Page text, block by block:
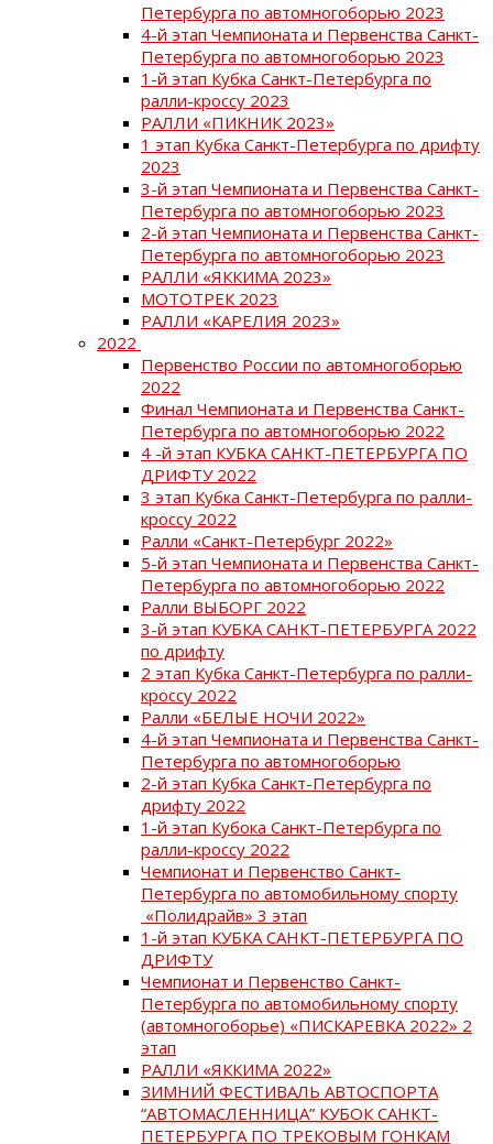
Петербурга по автомногоборью 2023
4-й этап Чемпионата и Первенства Санкт-
Петербурга по автомногоборью 2023
1-й этап Кубка Санкт-Петербурга по
ралли-кроссу 2023
РАЛЛИ «ПИКНИК 2023»
1 этап Кубка Санкт-Петербурга по дрифту
2023
3-й этап Чемпионата и Первенства Санкт-
Петербурга по автомногоборью 2023
2-й этап Чемпионата и Первенства Санкт-
Петербурга по автомногоборью 2023
РАЛЛИ «ЯККИМА 2023»
МОТОТРЕК 2023
РАЛЛИ «КАРЕЛИЯ 2023»
2022
Первенство России по автомногоборью
2022
Финал Чемпионата и Первенства Санкт-
Петербурга по автомногоборью 2022
4 -й этап КУБКА САНКТ-ПЕТЕРБУРГА ПО
ДРИФТУ 2022
3 этап Кубка Санкт-Петербурга по ралли-
кроссу 2022
Ралли «Санкт-Петербург 2022»
5-й этап Чемпионата и Первенства Санкт-
Петербурга по автомногоборью 2022
Ралли ВЫБОРГ 2022
3-й этап КУБКА САНКТ-ПЕТЕРБУРГА 2022
по дрифту
2 этап Кубка Санкт-Петербурга по ралли-
кроссу 2022
Ралли «БЕЛЫЕ НОЧИ 2022»
4-й этап Чемпионата и Первенства Санкт-
Петербурга по автомногоборью
2-й этап Кубка Санкт-Петербурга по
дрифту 2022
1-й этап Кубока Санкт-Петербурга по
ралли-кроссу 2022
Чемпионат и Первенство Санкт-
Петербурга по автомобильному спорту
«Полидрайв» 3 этап
1-й этап КУБКА САНКТ-ПЕТЕРБУРГА ПО
ДРИФТУ
Чемпионат и Первенство Санкт-
Петербурга по автомобильному спорту
(автомногоборье) «ПИСКАРЕВКА 2022» 2
этап
РАЛЛИ «ЯККИМА 2022»
ЗИМНИЙ ФЕСТИВАЛЬ АВТОСПОРТА
“АВТОМАСЛЕННИЦА” КУБОК САНКТ-
ПЕТЕРБУРГА ПО ТРЕКОВЫМ ГОНКАМ